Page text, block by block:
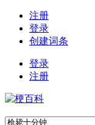
注册
登录
创建词条
登录
注册